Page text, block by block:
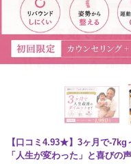
【口コミ4.93★】3ヶ月で-
「人生が変わった」と喜びの